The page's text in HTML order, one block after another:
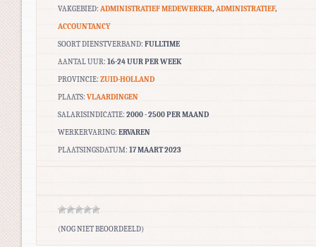
VAKGEBIED: ADMINISTRATIEF MEDEWERKER, ADMINISTRATIEF,
ACCOUNTANCY
SOORT DIENSTVERBAND: FULLTIME
AANTAL UUR: 16-24 UUR PER WEEK
PROVINCIE: ZUID-HOLLAND
PLAATS: VLAARDINGEN
SALARISINDICATIE: 2000 - 2500 PER MAAND
WERKERVARING: ERVAREN
PLAATSINGSDATUM: 17 MAART 2023
(NOG NIET BEOORDEELD)